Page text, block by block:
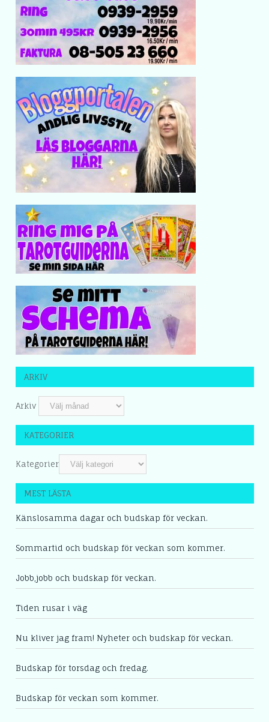
ARKIV
Arkiv
KATEGORIER
Kategorier
MEST LÄSTA
Känslosamma dagar och budskap för veckan.
Sommartid och budskap för veckan som kommer.
Jobb,jobb och budskap för veckan.
Tiden rusar i väg
Nu kliver jag fram! Nyheter och budskap för veckan.
Budskap för torsdag och fredag.
Budskap för veckan som kommer.